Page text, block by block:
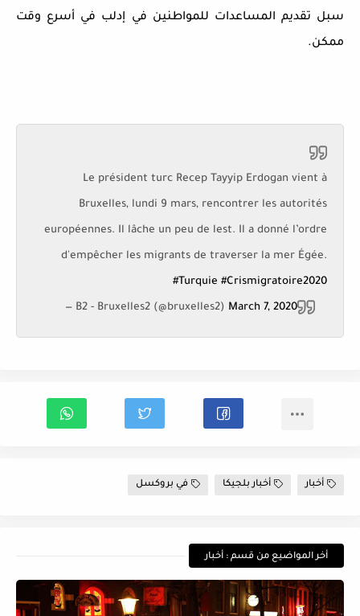
سبل تقديم المساعدات للمواطنين في إدلب في أسرع وقت
ممكن.
Le président turc Recep Tayyip Erdogan vient à
Bruxelles, lundi 9 mars, rencontrer les autorités
européennes. Il lâche un peu de lest. Il a donné l’ordre
d'empêcher les migrants de traverser la mer Égée.
#Turquie #Crismigratoire2020
— B2 - Bruxelles2 (@bruxelles2) March 7, 2020
أخبار أخبار بلجيكا في بروكسل
أخر المواضيع من قسم : أخبار